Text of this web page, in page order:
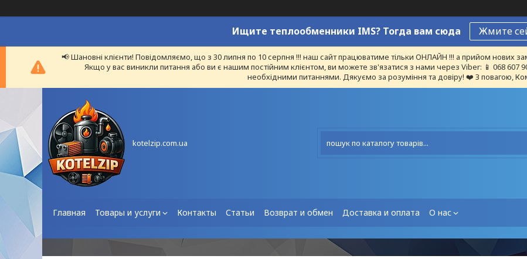
Ищите теплообменники IMS? Тогда вам сюда Жмите
📢 Шановні клієнти! Повідомляємо, що з 30 липня по 10 серпня !!! наш сайт працюватиме тільки ОНЛАЙН !!! а прийом нових
Якщо у вас виникли питання або ви є нашим постійним клієнтом, ви можете зв'язатися з нами через Viber: 📱 068
необхідними питаннями. Дякуємо за розуміння та довіру! ❤️ З повагою,
kotelzip.com.ua
Главная Товары и услуги Контакты Статьи Возврат и обмен Доставка и оплата О нас